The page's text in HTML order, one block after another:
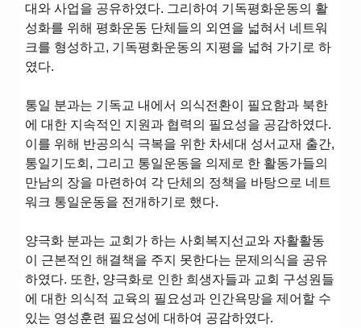
대와 사업을 공유하였다. 그리하여 기독평화운동의 활
성화를 위해 평화운동 단체들의 외연을 넓혀서 네트워
크를 형성하고, 기독평화운동의 지평을 넓혀 가기로 하
였다.
통일 분과는 기독교 내에서 의식전환이 필요함과 북한
에 대한 지속적인 지원과 협력의 필요성을 공감하였다.
이를 위해 반공의식 극복을 위한 차세대 성서교재 출간,
통일기도회, 그리고 통일운동을 의제로 한 활동가들의
만남의 장을 마련하여 각 단체의 정책을 바탕으로 네트
워크 통일운동을 전개하기로 했다.
양극화 분과는 교회가 하는 사회복지선교와 자활활동
이 근본적인 해결책을 주지 못한다는 문제의식을 공유
하였다. 또한, 양극화로 인한 희생자들과 교회 구성원들
에 대한 의식적 교육의 필요성과 인간욕망을 제어할 수
있는 영성훈련 필요성에 대하여 공감하였다.